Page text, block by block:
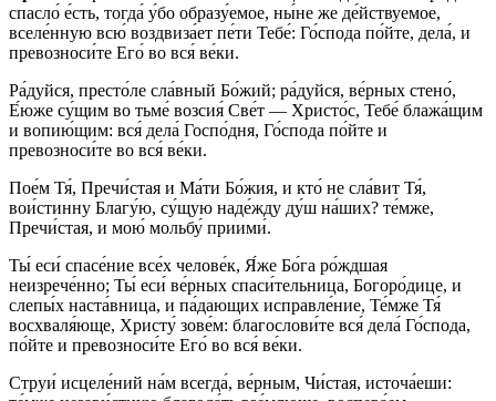
спасло́ е́сть, тогда́ у́бо образу́емое, ны́не же де́йствуемое,
вселе́нную всю́ воздвиза́ет пе́ти Тебе́: Го́спода по́йте, дела́, и
превозноси́те Его́ во вся́ ве́ки.
Ра́дуйся, престо́ле сла́вный Бо́жий; ра́дуйся, ве́рных стено́,
Е́юже су́щим во тьме́ возсия́ Све́т — Христо́с, Тебе́ блажа́щим
и вопию́щим: вся́ дела́ Госпо́дня, Го́спода по́йте и
превозноси́те во вся́ ве́ки.
Пое́м Тя́, Пречи́стая и Ма́ти Бо́жия, и кто́ не сла́вит Тя́,
вои́стинну Благу́ю, су́щую наде́жду ду́ш на́ших? те́мже,
Пречи́стая, и мою́ мольбу́ приими́.
Ты́ еси́ спасе́ние все́х челове́к, Я́же Бо́га ро́ждшая
неизрече́нно; Ты́ еси́ ве́рных спаси́тельница, Богоро́дице, и
слепы́х наста́вница, и па́дающих исправле́ние, Те́мже Тя́
восхваля́юще, Христу́ зове́м: благослови́те вся́ дела́ Го́спода,
по́йте и превозноси́те Его́ во вся́ ве́ки.
Струи́ исцеле́ний на́м всегда́, ве́рным, Чи́стая, источа́еши: